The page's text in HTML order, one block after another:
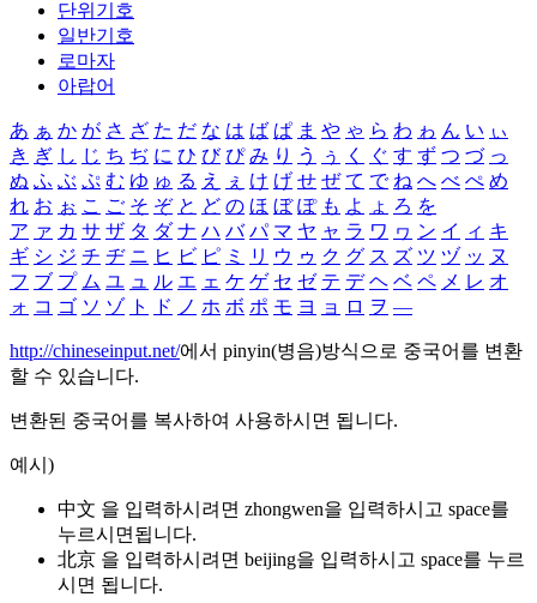
단위기호
일반기호
로마자
아랍어
あ ぁ か が さ ざ た だ な は ば ぱ ま や ゃ ら わ ゎ ん い ぃ
き ぎ し じ ち ぢ に ひ び ぴ み り う ぅ く ぐ す ず つ づ っ
ぬ ふ ぶ ぷ む ゆ ゅ る え ぇ け げ せ ぜ て で ね へ べ ぺ め
れ お ぉ こ ご そ ぞ と ど の ほ ぼ ぽ も よ ょ ろ を
ア ァ カ サ ザ タ ダ ナ ハ バ パ マ ヤ ャ ラ ワ ヮ ン イ ィ キ
ギ シ ジ チ ヂ ニ ヒ ビ ピ ミ リ ウ ゥ ク グ ス ズ ツ ヅ ッ ヌ
フ ブ プ ム ユ ュ ル エ ェ ケ ゲ セ ゼ テ デ ヘ ベ ペ メ レ オ
ォ コ ゴ ソ ゾ ト ド ノ ホ ボ ポ モ ヨ ョ ロ ヲ ―
http://chineseinput.net/에서 pinyin(병음)방식으로 중국어를 변환
할 수 있습니다.
변환된 중국어를 복사하여 사용하시면 됩니다.
예시)
中文 을 입력하시려면 zhongwen을 입력하시고 space를
누르시면됩니다.
北京 을 입력하시려면 beijing을 입력하시고 space를 누르
시면 됩니다.